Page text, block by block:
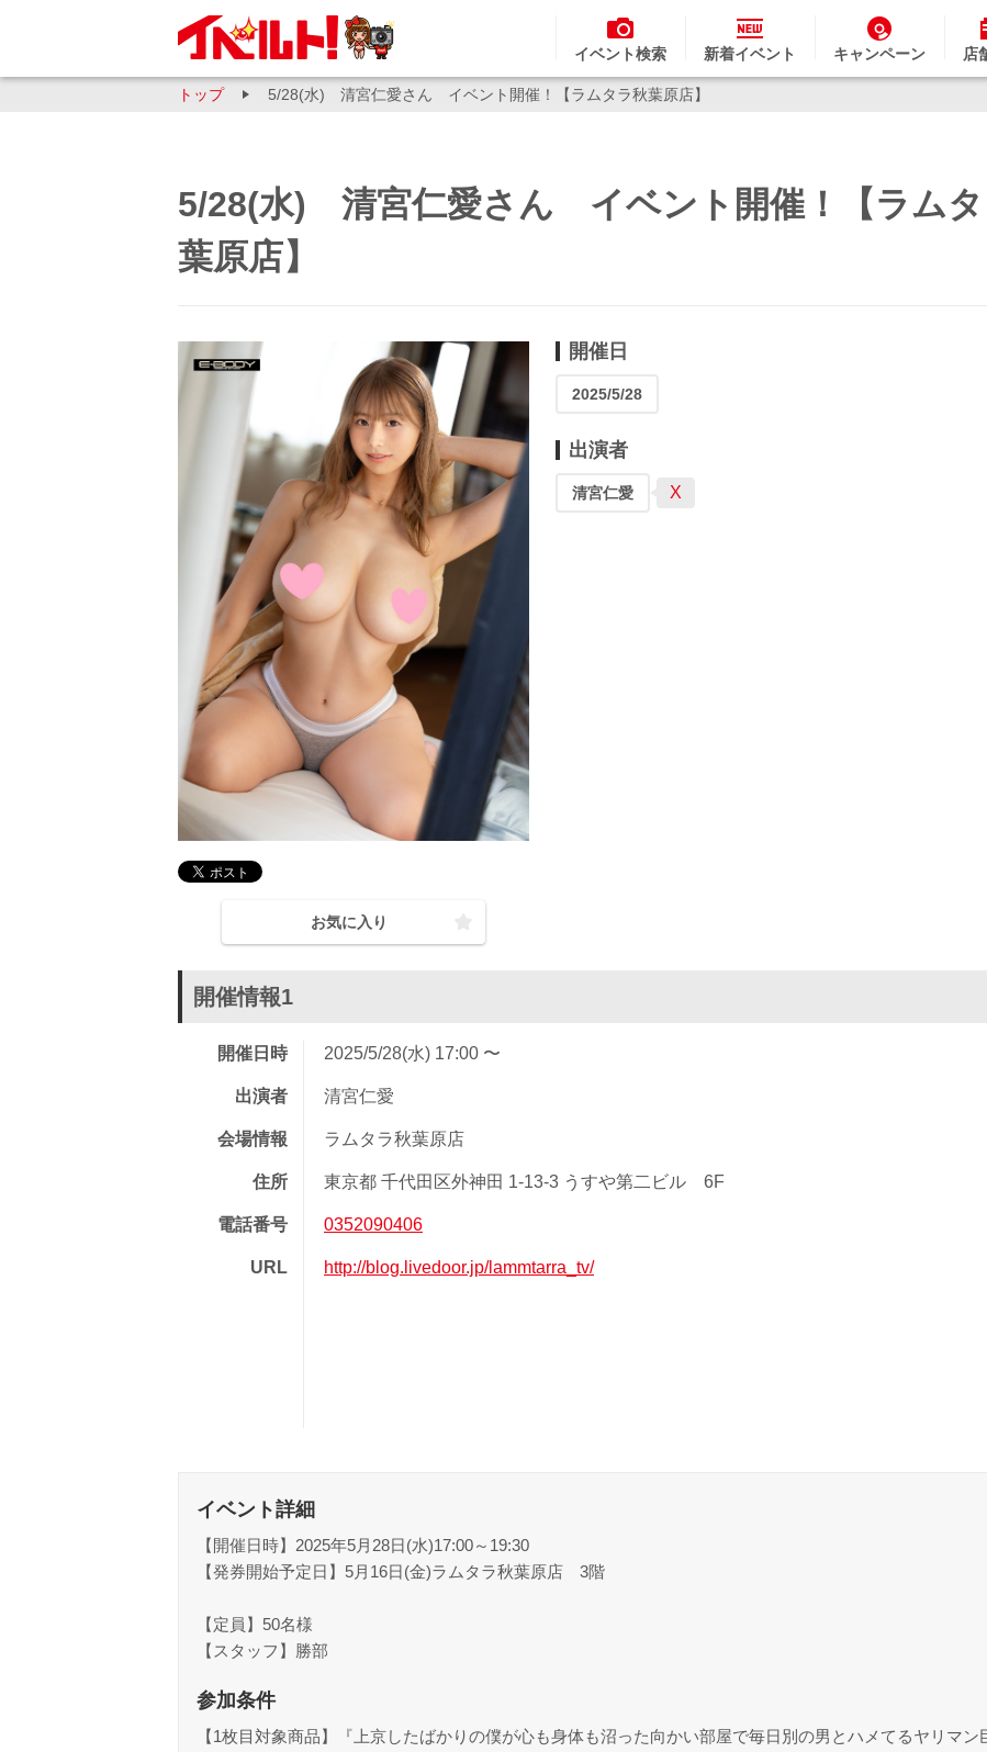
イベント検索 新着イベント キャンペーン 店
トップ 5/28(水) 清宮仁愛さん イベント開催！【ラムタラ秋葉原店】
5/28(水) 清宮仁愛さん イベント開催！【ラム
葉原店】
お気に入り
開催日
2025/5/28
出演者
清宮仁愛 X
開催情報1
開催日時 2025/5/28(水) 17:00 〜
出演者 清宮仁愛
会場情報 ラムタラ秋葉原店
住所 東京都 千代田区外神田 1-13-3 うすや第二ビル 6F
電話番号 0352090406
URL http://blog.livedoor.jp/lammtarra_tv/
イベント詳細
【開催日時】2025年5月28日(水)17:00～19:30
【発券開始予定日】5月16日(金)ラムタラ秋葉原店 3階
【定員】50名様
【スタッフ】勝部
参加条件
【1枚目対象商品】『上京したばかりの僕が心も身体も沼った向かい部屋で毎日別の男とハメてるヤリマ